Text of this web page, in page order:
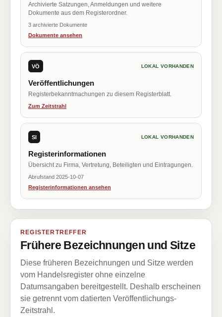
Archivierte Satzungen, Anmeldungen und weitere
Dokumente aus dem Registerordner.
3 archivierte Dokumente
Dokumente ansehen
VÖ LOKAL VORHANDEN
Veröffentlichungen
Registerbekanntmachungen zu diesem Registerblatt.
Zum Zeitstrahl
SI LOKAL VORHANDEN
Registerinformationen
Übersicht zu Firma, Vertretung, Beteiligten und Eintragungen.
Abrufstand 2025-10-07
Registerinformationen ansehen
REGISTERTREFFER
Frühere Bezeichnungen und Sitze
Diese früheren Bezeichnungen und Sitze werden
vom Handelsregister ohne einzelne
Datumsangaben bereitgestellt. Deshalb erscheinen
sie getrennt vom datierten Veröffentlichungs-
Zeitstrahl.